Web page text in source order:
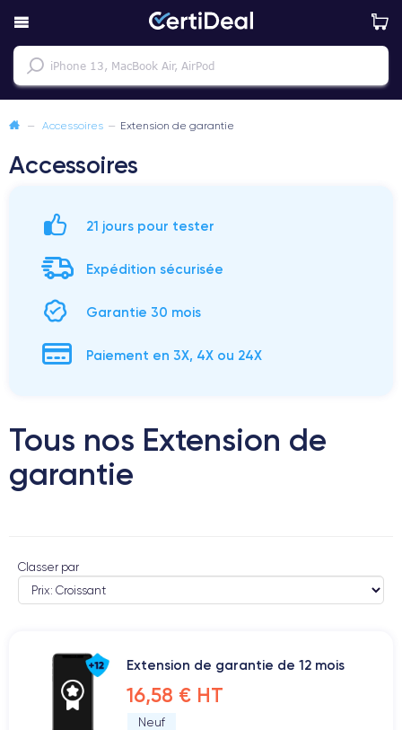
— Accessoires — Extension de garantie
Accessoires
21 jours pour tester
Expédition sécurisée
Garantie 30 mois
Paiement en 3X, 4X ou 24X
Tous nos Extension de
garantie
Classer par
Extension de garantie de 12 mois
16,58 € HT
Neuf